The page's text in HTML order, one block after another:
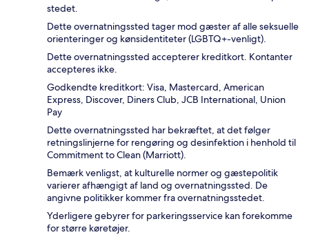
stedet.
Dette overnatningssted tager mod gæster af alle seksuelle
orienteringer og kønsidentiteter (LGBTQ+-venligt).
Dette overnatningssted accepterer kreditkort. Kontanter
accepteres ikke.
Godkendte kreditkort: Visa, Mastercard, American
Express, Discover, Diners Club, JCB International, Union
Pay
Dette overnatningssted har bekræftet, at det følger
retningslinjerne for rengøring og desinfektion i henhold til
Commitment to Clean (Marriott).
Bemærk venligst, at kulturelle normer og gæstepolitik
varierer afhængigt af land og overnatningssted. De
angivne politikker kommer fra overnatningsstedet.
Yderligere gebyrer for parkeringsservice kan forekomme
for større køretøjer.